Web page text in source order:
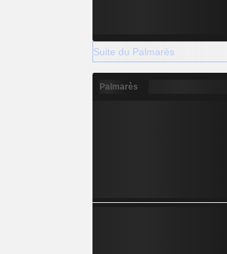
Suite du Palmarès
Palmarès